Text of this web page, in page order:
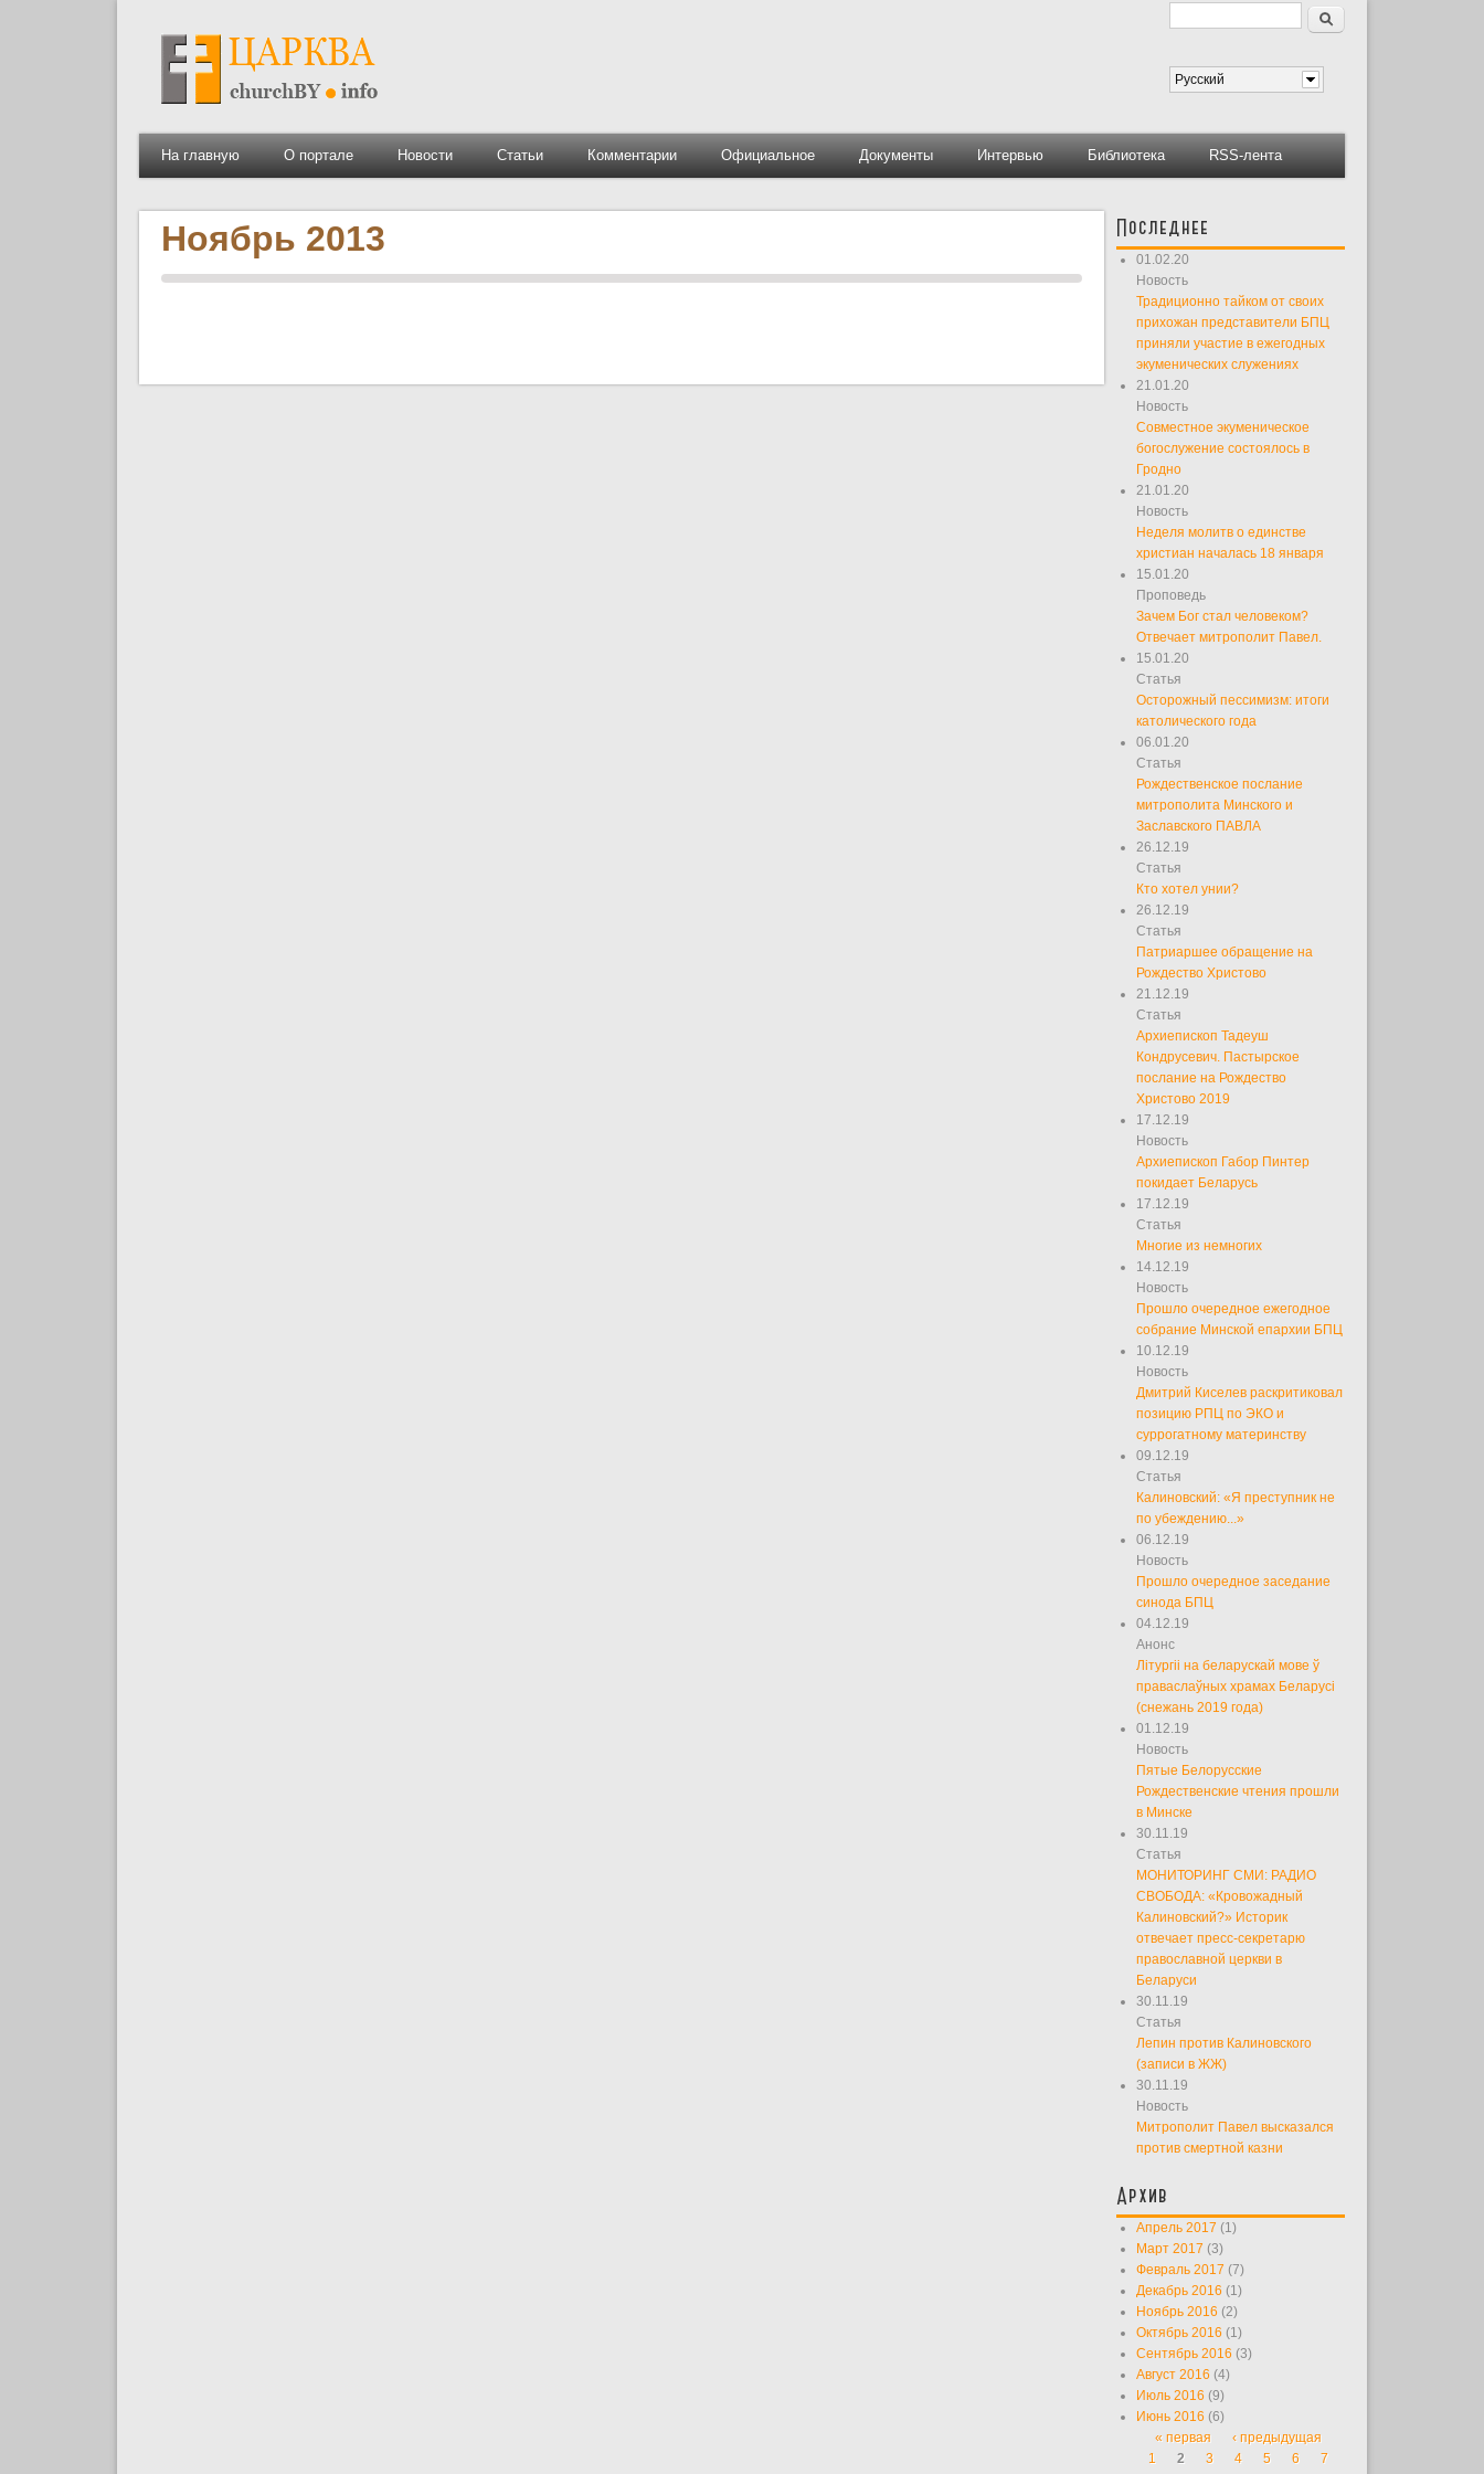
Форма поиска
Поиск
Русский
На главную О портале Новости Статьи Комментарии Официальное Документы Интервью Библиотека RSS-лента
Ноябрь 2013 Последнее
01.02.20
Новость
Традиционно тайком от своих
прихожан представители БПЦ
приняли участие в ежегодных
экуменических служениях
21.01.20
Новость
Совместное экуменическое
богослужение состоялось в
Гродно
21.01.20
Новость
Неделя молитв о единстве
христиан началась 18 января
15.01.20
Проповедь
Зачем Бог стал человеком?
Отвечает митрополит Павел.
15.01.20
Статья
Осторожный пессимизм: итоги
католического года
06.01.20
Статья
Рождественское послание
митрополита Минского и
Заславского ПАВЛА
26.12.19
Статья
Кто хотел унии?
26.12.19
Статья
Патриаршее обращение на
Рождество Христово
21.12.19
Статья
Архиепископ Тадеуш
Кондрусевич. Пастырское
послание на Рождество
Христово 2019
17.12.19
Новость
Архиепископ Габор Пинтер
покидает Беларусь
17.12.19
Статья
Многие из немногих
14.12.19
Новость
Прошло очередное ежегодное
собрание Минской епархии БПЦ
10.12.19
Новость
Дмитрий Киселев раскритиковал
позицию РПЦ по ЭКО и
суррогатному материнству
09.12.19
Статья
Калиновский: «Я преступник не
по убеждению...»
06.12.19
Новость
Прошло очередное заседание
синода БПЦ
04.12.19
Анонс
Літургіі на беларускай мове ў
праваслаўных храмах Беларусі
(снежань 2019 года)
01.12.19
Новость
Пятые Белорусские
Рождественские чтения прошли
в Минске
30.11.19
Статья
МОНИТОРИНГ СМИ: РАДИО
СВОБОДА: «Кровожадный
Калиновский?» Историк
отвечает пресс-секретарю
православной церкви в
Беларуси
30.11.19
Статья
Лепин против Калиновского
(записи в ЖЖ)
30.11.19
Новость
Митрополит Павел высказался
против смертной казни
Архив
Апрель 2017 (1)
Март 2017 (3)
Февраль 2017 (7)
Декабрь 2016 (1)
Ноябрь 2016 (2)
Октябрь 2016 (1)
Сентябрь 2016 (3)
Август 2016 (4)
Июль 2016 (9)
Июнь 2016 (6)
Страницы
« первая
‹ предыдущая
1
2 3 4 5 6
7